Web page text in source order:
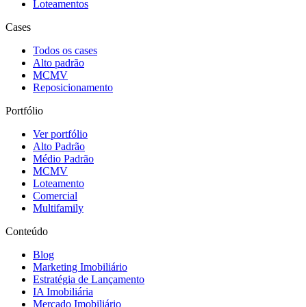
Loteamentos
Cases
Todos os cases
Alto padrão
MCMV
Reposicionamento
Portfólio
Ver portfólio
Alto Padrão
Médio Padrão
MCMV
Loteamento
Comercial
Multifamily
Conteúdo
Blog
Marketing Imobiliário
Estratégia de Lançamento
IA Imobiliária
Mercado Imobiliário